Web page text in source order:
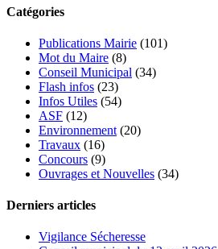
Catégories
Publications Mairie (101)
Mot du Maire (8)
Conseil Municipal (34)
Flash infos (23)
Infos Utiles (54)
ASF (12)
Environnement (20)
Travaux (16)
Concours (9)
Ouvrages et Nouvelles (34)
Derniers articles
Vigilance Sécheresse